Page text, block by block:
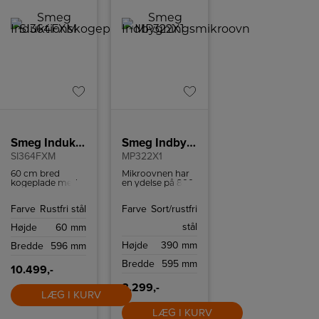
Smeg Induktionskogeplade
SI364FXM
60 cm bred
kogeplade med
effektiv
Farve Rustfri stål
Højde
60 mm
Bredde
596 mm
10.499,-
LÆG I KURV
Smeg Indbygningsmikroovn
MP322X1
Mikroovnen har
en ydelse på 800
Farve Sort/rustfri
stål
Højde
390 mm
Bredde
595 mm
8.299,-
LÆG I KURV